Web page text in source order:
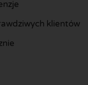
klientów